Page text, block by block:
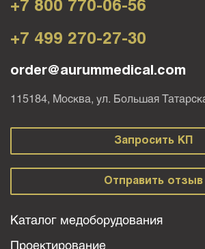
Каталог медоборудования
Проектирование
+7 800 770-06-56
+7 499 270-27-30
order@aurummedical.com
115184, Москва, ул. Большая
Запросить КП
Отправить отзыв